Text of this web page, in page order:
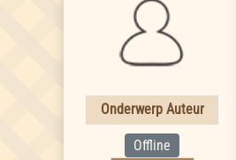
Onderwerp Auteur
Offline